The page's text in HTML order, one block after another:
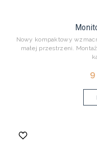
Nowy kompaktowy
małej przestrzeni.